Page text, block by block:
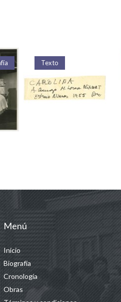
Texto
Menú
Inicio
Biografía
Cronología
Obras